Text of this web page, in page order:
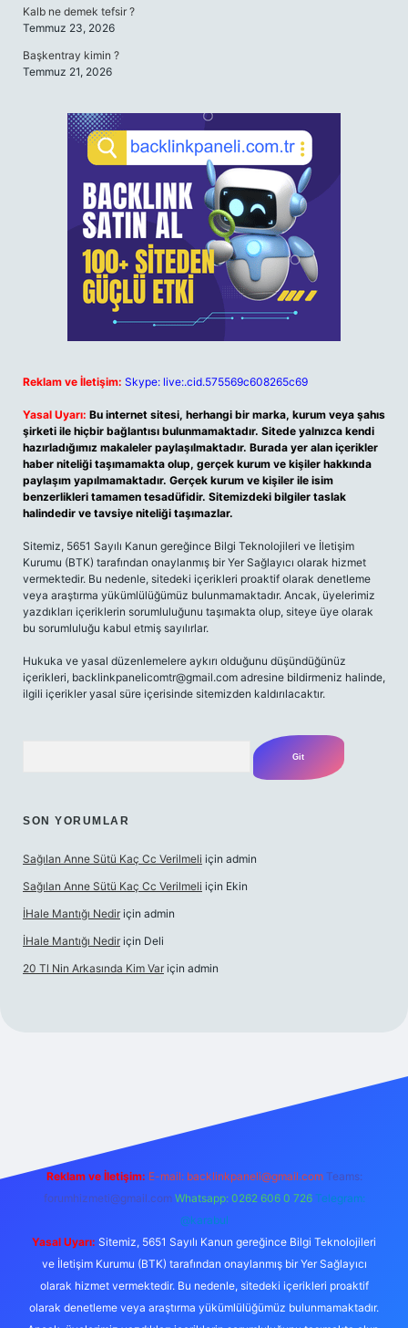
Kalb ne demek tefsir ?
Temmuz 23, 2026
Başkentray kimin ?
Temmuz 21, 2026
Reklam ve İletişim: Skype: live:.cid.575569c608265c69
Yasal Uyarı: Bu internet sitesi, herhangi bir marka, kurum veya şahıs
şirketi ile hiçbir bağlantısı bulunmamaktadır. Sitede yalnızca kendi
hazırladığımız makaleler paylaşılmaktadır. Burada yer alan içerikler
haber niteliği taşımamakta olup, gerçek kurum ve kişiler hakkında
paylaşım yapılmamaktadır. Gerçek kurum ve kişiler ile isim
benzerlikleri tamamen tesadüfidir. Sitemizdeki bilgiler taslak
halindedir ve tavsiye niteliği taşımazlar.
Sitemiz, 5651 Sayılı Kanun gereğince Bilgi Teknolojileri ve İletişim
Kurumu (BTK) tarafından onaylanmış bir Yer Sağlayıcı olarak hizmet
vermektedir. Bu nedenle, sitedeki içerikleri proaktif olarak denetleme
veya araştırma yükümlülüğümüz bulunmamaktadır. Ancak, üyelerimiz
yazdıkları içeriklerin sorumluluğunu taşımakta olup, siteye üye olarak
bu sorumluluğu kabul etmiş sayılırlar.
Hukuka ve yasal düzenlemelere aykırı olduğunu düşündüğünüz
içerikleri, backlinkpanelicomtr@gmail.com adresine bildirmeniz halinde,
ilgili içerikler yasal süre içerisinde sitemizden kaldırılacaktır.
SON YORUMLAR
Sağılan Anne Sütü Kaç Cc Verilmeli için admin
Sağılan Anne Sütü Kaç Cc Verilmeli için Ekin
İHale Mantığı Nedir için admin
İHale Mantığı Nedir için Deli
20 Tl Nin Arkasında Kim Var için admin
Reklam ve İletişim: E-mail: backlinkpaneli@gmail.com Teams:
forumhizmeti@gmail.com Whatsapp: 0262 606 0 726 Telegram:
@karabul
Yasal Uyarı: Sitemiz, 5651 Sayılı Kanun gereğince Bilgi Teknolojileri
ve İletişim Kurumu (BTK) tarafından onaylanmış bir Yer Sağlayıcı
olarak hizmet vermektedir. Bu nedenle, sitedeki içerikleri proaktif
olarak denetleme veya araştırma yükümlülüğümüz bulunmamaktadır.